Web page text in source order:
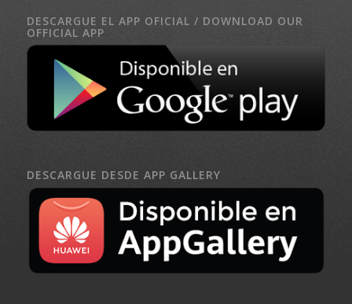
DESCARGUE EL APP OFICIAL / DOWNLOAD OUR
OFFICIAL APP
DESCARGUE DESDE APP GALLERY